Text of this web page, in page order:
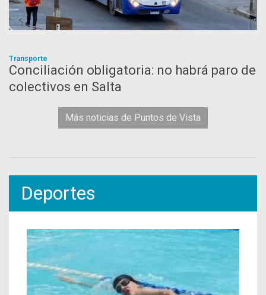
Transporte
Conciliación obligatoria: no habrá paro de
colectivos en Salta
Más noticias de Puntos de Vista
Deportes